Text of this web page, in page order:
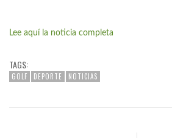
Lee aquí la noticia completa
TAGS:
GOLF DEPORTE NOTICIAS